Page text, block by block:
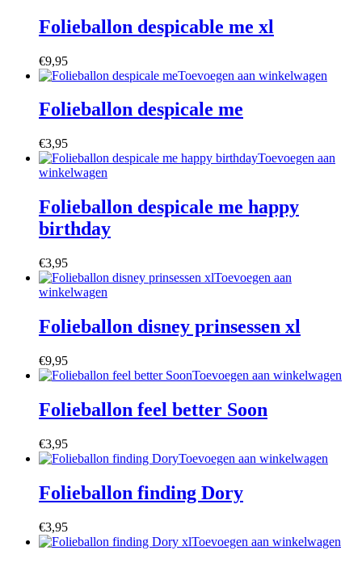
Folieballon despicable me xl
€9,95
Toevoegen aan winkelwagen
Folieballon despicale me
€3,95
Toevoegen aan
winkelwagen
Folieballon despicale me happy
birthday
€3,95
Toevoegen aan
winkelwagen
Folieballon disney prinsessen xl
€9,95
Toevoegen aan winkelwagen
Folieballon feel better Soon
€3,95
Toevoegen aan winkelwagen
Folieballon finding Dory
€3,95
Toevoegen aan winkelwagen